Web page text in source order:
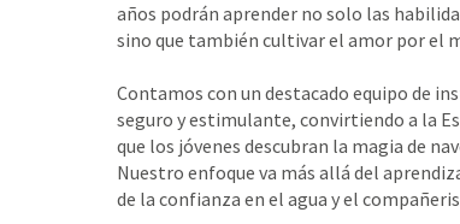
años podrán aprender no solo las
sino que también cultivar el amor por el
Contamos con un destacado equipo de
seguro y estimulante, convirtiendo a la
que los jóvenes descubran la magia de
Nuestro enfoque va más allá del
de la confianza en el agua y el